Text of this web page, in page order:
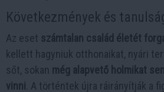
Következmények és
Az eset számtalan család életét
kellett hagyniuk otthonaikat, nyári
sőt, sokan még alapvető holmikat
vinni
. A történtek újra ráirányítják a